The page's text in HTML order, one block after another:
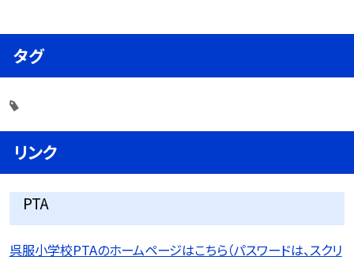
タグ
リンク
PTA
呉服小学校PTAのホームページはこちら（パスワードは、スクリ